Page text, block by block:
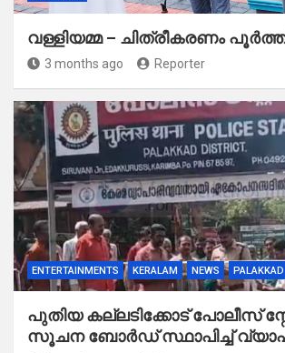
വള്ളിയമ്മ – ചിത്രീകരണം
3 months ago Reporter
ENTERTAINMENTS KERALAM NEWS PALAKKAD
പുതിയ കല്ലടിക്കോട് പോലീസ്
സൂചന ബോർഡ് സ്ഥാപിച്ച്